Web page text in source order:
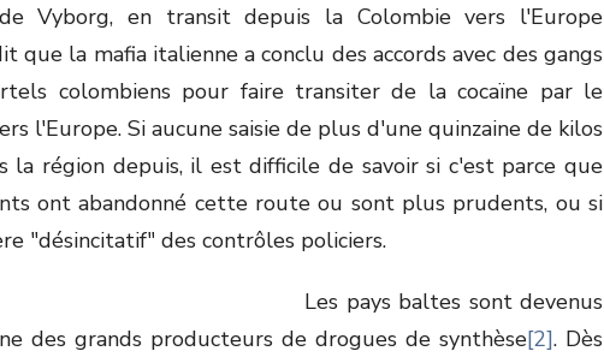
Vyborg, en transit depuis la Colombie vers l'Europe
que la mafia italienne a conclu des accords avec des gangs
colombiens pour faire transiter de la cocaïne par le
l'Europe. Si aucune saisie de plus d'une quinzaine de kilos
la région depuis, il est difficile de savoir si c'est parce que
ont abandonné cette route ou sont plus prudents, ou si
"désincitatif" des contrôles policiers.
Les pays baltes sont devenus
des grands producteurs de drogues de synthèse[2]. Dès